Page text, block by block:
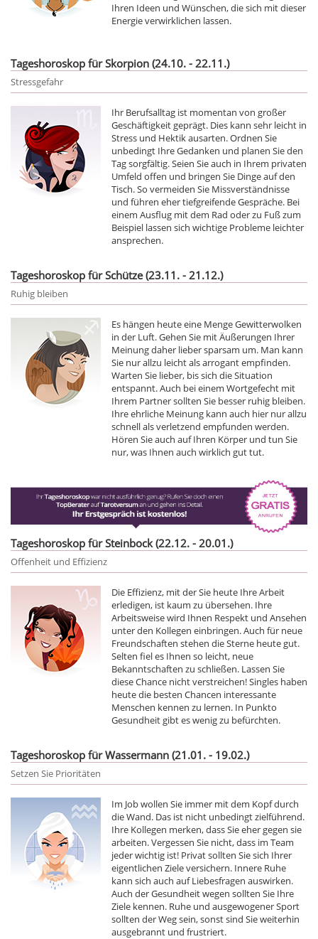
Ihren Ideen und Wünschen, die sich mit dieser
Energie verwirklichen lassen.
Tageshoroskop für Skorpion (24.10. - 22.11.)
Stressgefahr
Ihr Berufsalltag ist momentan von großer
Geschäftigkeit geprägt. Dies kann sehr leicht in
Stress und Hektik ausarten. Ordnen Sie
unbedingt Ihre Gedanken und planen Sie den
Tag sorgfältig. Seien Sie auch in Ihrem privaten
Umfeld offen und bringen Sie Dinge auf den
Tisch. So vermeiden Sie Missverständnisse
und führen eher tiefgreifende Gespräche. Bei
einem Ausflug mit dem Rad oder zu Fuß zum
Beispiel lassen sich wichtige Probleme leichter
ansprechen.
Tageshoroskop für Schütze (23.11. - 21.12.)
Ruhig bleiben
Es hängen heute eine Menge Gewitterwolken
in der Luft. Gehen Sie mit Äußerungen Ihrer
Meinung daher lieber sparsam um. Man kann
Sie nur allzu leicht als arrogant empfinden.
Warten Sie lieber, bis sich die Situation
entspannt. Auch bei einem Wortgefecht mit
Ihrem Partner sollten Sie besser ruhig bleiben.
Ihre ehrliche Meinung kann auch hier nur allzu
schnell als verletzend empfunden werden.
Hören Sie auch auf Ihren Körper und tun Sie
nur, was Ihnen auch wirklich gut tut.
Tageshoroskop für Steinbock (22.12. - 20.01.)
Offenheit und Effizienz
Die Effizienz, mit der Sie heute Ihre Arbeit
erledigen, ist kaum zu übersehen. Ihre
Arbeitsweise wird Ihnen Respekt und Ansehen
unter den Kollegen einbringen. Auch für neue
Freundschaften stehen die Sterne heute gut.
Selten fiel es Ihnen so leicht, neue
Bekanntschaften zu schließen. Lassen Sie
diese Chance nicht verstreichen! Singles haben
heute die besten Chancen interessante
Menschen kennen zu lernen. In Punkto
Gesundheit gibt es wenig zu befürchten.
Tageshoroskop für Wassermann (21.01. - 19.02.)
Setzen Sie Prioritäten
Im Job wollen Sie immer mit dem Kopf durch
die Wand. Das ist nicht unbedingt zielführend.
Ihre Kollegen merken, dass Sie eher gegen sie
arbeiten. Vergessen Sie nicht, dass im Team
jeder wichtig ist! Privat sollten Sie sich Ihrer
eigentlichen Ziele versichern. Innere Ruhe
kann sich auch auf Liebesfragen auswirken.
Auch der Gesundheit wegen sollten Sie Ihre
Ziele kennen. Ruhe und ausgewogener Sport
sollten der Weg sein, sonst sind Sie weiterhin
ausgebrannt und frustriert.